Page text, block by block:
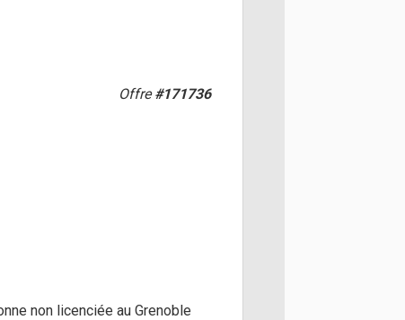
Offre#171736
non licenciée au Grenoble